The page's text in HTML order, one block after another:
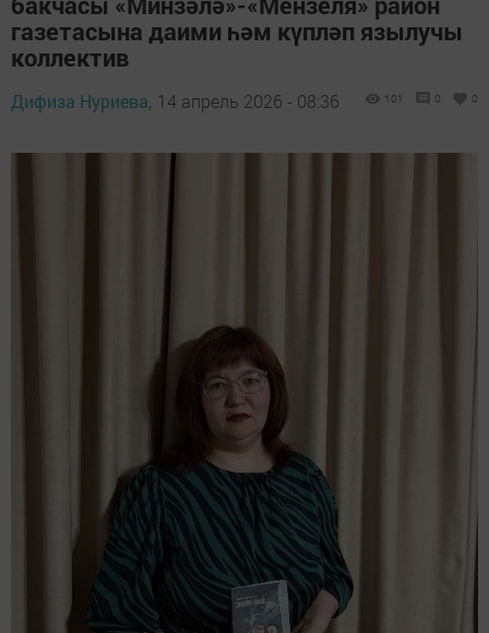
газетасына даими һәм күпләп язылучы
коллектив
Дифиза Нуриева, 14 апрель 2026 - 08:36 101 0 0